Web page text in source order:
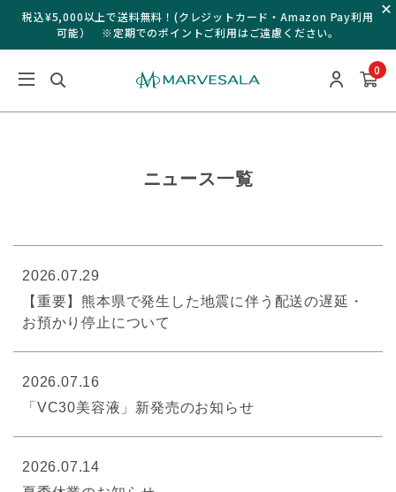
税込¥5,000以上で送料無料！(クレジットカード・Amazon Pay利用
可能） ※定期でのポイントご利用はご遠慮ください。
0
ニュース一覧
2026.07.29
【重要】熊本県で発生した地震に伴う配送の遅延・
お預かり停止について
2026.07.16
「VC30美容液」新発売のお知らせ
2026.07.14